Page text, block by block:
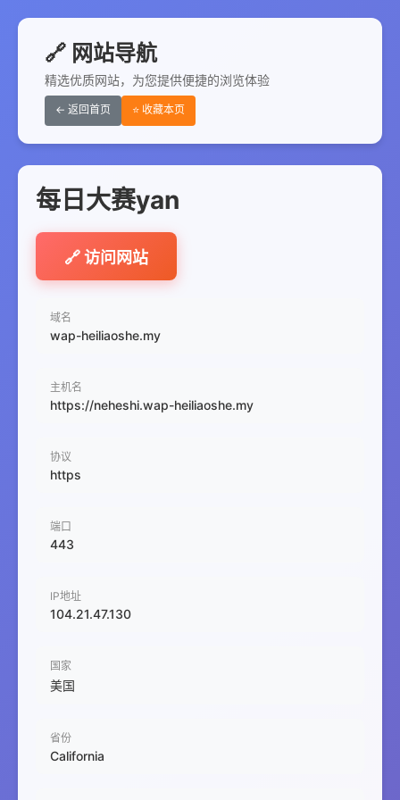
🔗 网站导航
精选优质网站，为您提供便捷的浏览体验
← 返回首页 ⭐ 收藏本页
每日大赛yan
🔗 访问网站
域名
wap-heiliaoshe.my
主机名
https://neheshi.wap-heiliaoshe.my
协议
https
端口
443
IP地址
104.21.47.130
国家
美国
省份
California